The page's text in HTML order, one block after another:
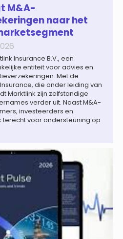
afnemen tot 1,3% in reële
M&A-
naar het
Insurance B.V., een
entiteit voor advies en
Met de
die onder leiding van
Marktlink zijn zelfstandige
verder uit. Naast M&A-
investeerders en
voor ondersteuning op